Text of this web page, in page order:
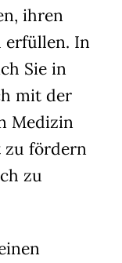
ihren
erfüllen. In
Sie in
mit der
Medizin
zu fördern
zu
werden
keiner manuellen
Impressum